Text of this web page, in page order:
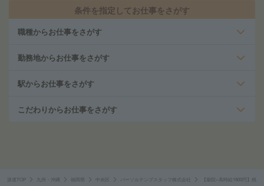
条件を指定してお仕事をさがす
職種からお仕事をさがす
勤務地からお仕事をさがす
駅からお仕事をさがす
こだわりからお仕事をさがす
派遣TOP 九州・沖縄 福岡県 中央区 パーソルテンプスタッフ株式会社
【薬院×高時給1800円】残